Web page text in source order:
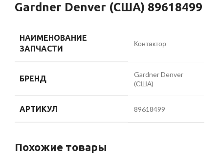
Gardner Denver (США) 89618499
НАИМЕНОВАНИЕ
ЗАПЧАСТИ
Контактор
БРЕНД
Gardner Denver
(США)
АРТИКУЛ 89618499
Похожие товары